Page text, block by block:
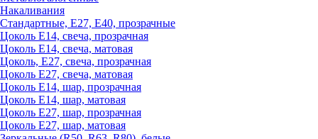
Накаливания
Стандартные, Е27, Е40, прозрачные
Цоколь Е14, свеча, прозрачная
Цоколь Е14, свеча, матовая
Цоколь, Е27, свеча, прозрачная
Цоколь Е27, свеча, матовая
Цоколь Е14, шар, прозрачная
Цоколь Е14, шар, матовая
Цоколь Е27, шар, прозрачная
Цоколь Е27, шар, матовая